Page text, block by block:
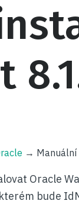
→
Oracle
bude